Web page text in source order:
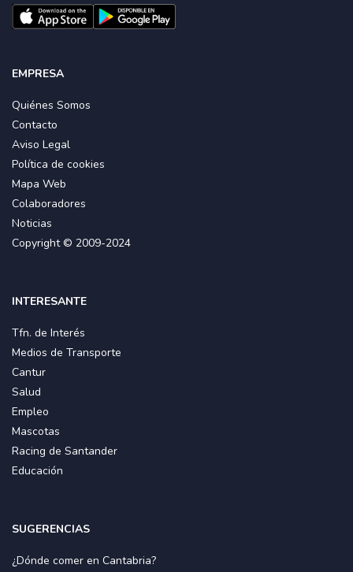
EMPRESA
Quiénes Somos
Contacto
Aviso Legal
Política de cookies
Mapa Web
Colaboradores
Noticias
Copyright © 2009-2024
INTERESANTE
Tfn. de Interés
Medios de Transporte
Cantur
Salud
Empleo
Mascotas
Racing de Santander
Educación
SUGERENCIAS
¿Dónde comer en Cantabria?